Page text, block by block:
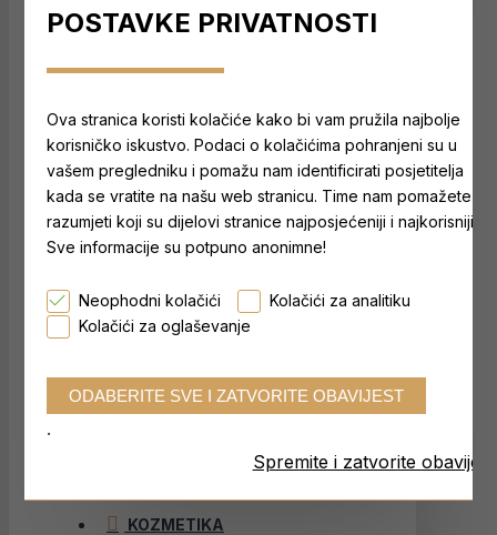
AMACX
INCYLENCE
NOMIO
PELOTAN
PRECISION FUEL & HYDRATION
KOZMETIKA
POSTAVKE PRIVATNOSTI
Ova stranica koristi kolačiće kako bi vam pružila najbolje
korisničko iskustvo. Podaci o kolačićima pohranjeni su u
vašem pregledniku i pomažu nam identificirati posjetitelja
kada se vratite na našu web stranicu. Time nam pomažete
razumjeti koji su dijelovi stranice najposjećeniji i najkorisniji.
Sve informacije su potpuno anonimne!
Neophodni kolačići
Kolačići za analitiku
Kolačići za oglaševanje
Spremite i zatvorite obavijest
.